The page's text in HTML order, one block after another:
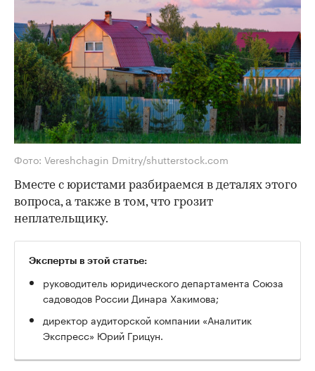
Фото: Vereshchagin Dmitry/shutterstock.com
Вместе с юристами разбираемся в деталях этого
вопроса, а также в том, что грозит
неплательщику.
Эксперты в этой статье:
руководитель юридического департамента Союза
садоводов России Динара Хакимова;
директор аудиторской компании «Аналитик
Экспресс» Юрий Грицун.